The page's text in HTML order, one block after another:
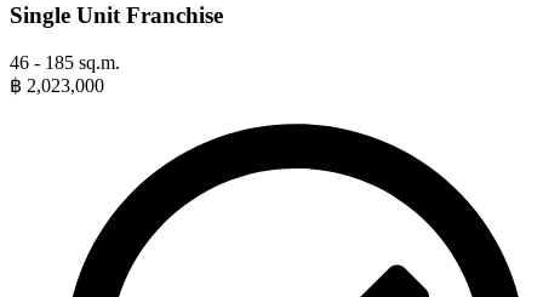
Single Unit Franchise
46 - 185 sq.m.
฿ 2,023,000